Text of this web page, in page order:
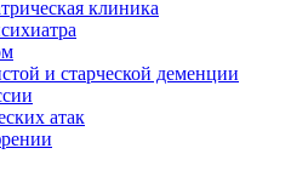
клиника
и старческой деменции
атак